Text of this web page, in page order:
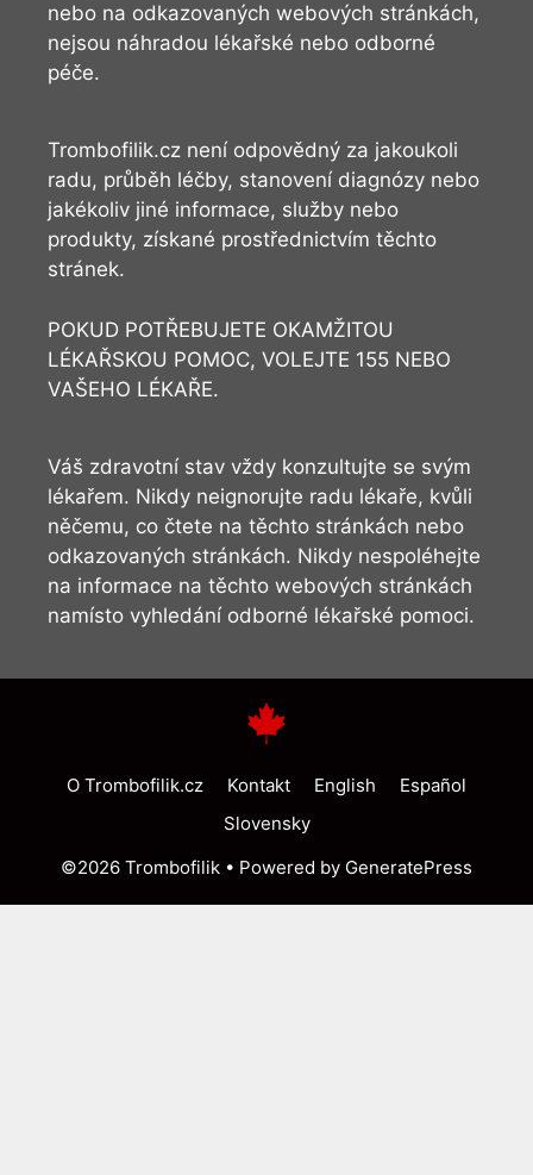
nebo na odkazovaných webových stránkách,
nejsou náhradou lékařské nebo odborné
péče.
Trombofilik.cz není odpovědný za jakoukoli
radu, průběh léčby, stanovení diagnózy nebo
jakékoliv jiné informace, služby nebo
produkty, získané prostřednictvím těchto
stránek.
POKUD POTŘEBUJETE OKAMŽITOU
LÉKAŘSKOU POMOC, VOLEJTE 155 NEBO
VAŠEHO LÉKAŘE.
Váš zdravotní stav vždy konzultujte se svým
lékařem. Nikdy neignorujte radu lékaře, kvůli
něčemu, co čtete na těchto stránkách nebo
odkazovaných stránkách. Nikdy nespoléhejte
na informace na těchto webových stránkách
namísto vyhledání odborné lékařské pomoci.
O Trombofilik.cz Kontakt English
Español
Slovensky
©2026 Trombofilik • Powered by GeneratePress